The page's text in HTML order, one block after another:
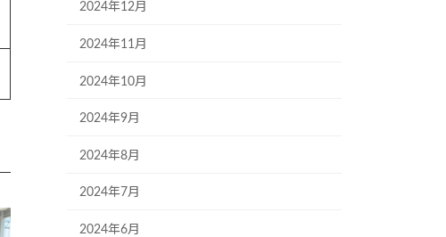
2024年12月
2024年11月
2024年10月
2024年9月
2024年8月
2024年7月
2024年6月